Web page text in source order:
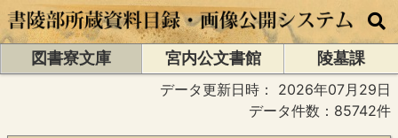
図書寮文庫 宮内公文書館
陵墓課
データ更新日時： 2026年07月29日
データ件数：85742件